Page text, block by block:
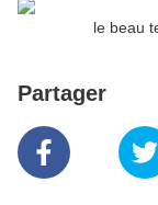
le beau
Partager